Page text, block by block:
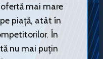
mai mare
piață, atât în
În
nu mai puțin